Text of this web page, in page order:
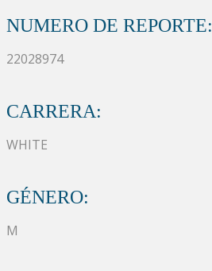
NUMERO DE REPORTE:
22028974
CARRERA:
WHITE
GÉNERO:
M